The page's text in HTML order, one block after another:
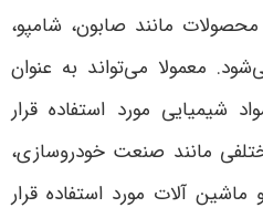
مانند صابون، شامپو،
معمولا می‌تواند به عنوان
شیمیایی مورد استفاده قرار
مانند صنعت خودروسازی،
آلات مورد استفاده قرار